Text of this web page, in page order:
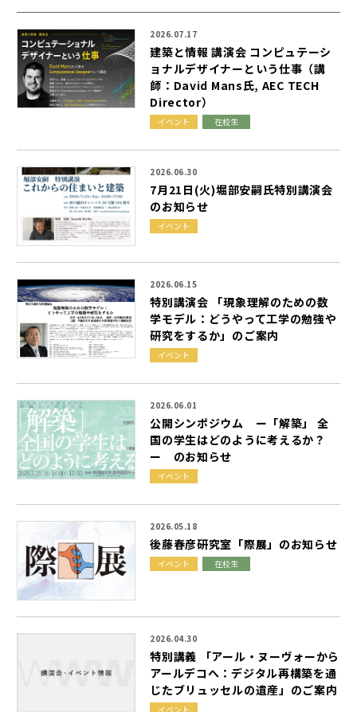
2026.07.17
建築と情報 講演会 コ ン ピュ テーシ
ョ ナルデザイナー と いう仕事 （講
師 ： David Mans氏, AEC TECH
Director）
イベント 在校生
2026.06.30
7月 21 日 (火)堀部安嗣氏特別講演会
のお知らせ
イベント
2026.06.15
特別講演会 「現象理解のための数
学モデル ： どうや って工学の勉強や
研究をするか」 の ご案内
イベント
2026.06.01
公開シンポジウム ー 「解築」
全
国の学生はどのよ う に考 えるか ？
ー
のお知 らせ
イベント
2026.05.18
後藤春彦研究室 「際展」 のお知 らせ
イベント 在校生
2026.04.30
特別講義 「アール ・ ヌ ーヴォーから
アールデコへ ：デジタル再構築を通
じたブリ ュ ッセルの遺産」 のご案内
イベント